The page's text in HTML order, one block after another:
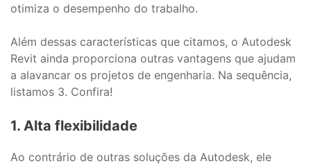
otimiza o desempenho do trabalho.
Além dessas características que citamos, o Autodesk
Revit ainda proporciona outras vantagens que ajudam
a alavancar os projetos de engenharia. Na sequência,
listamos 3. Confira!
1. Alta flexibilidade
Ao contrário de outras soluções da Autodesk, ele